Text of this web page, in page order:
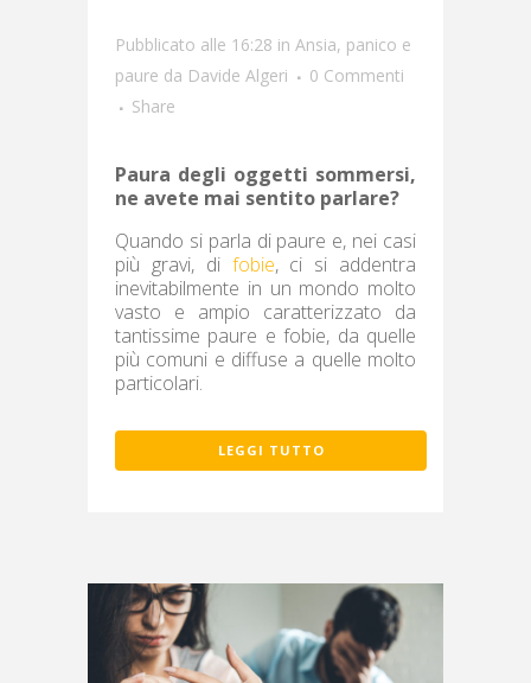
Pubblicato alle 16:28 in Ansia, panico e
paure da Davide Algeri
0 Commenti
Share
Paura degli oggetti sommersi,
ne avete mai sentito parlare?
Quando si parla di paure e, nei casi
più gravi, di fobie, ci si addentra
inevitabilmente in un mondo molto
vasto e ampio caratterizzato da
tantissime paure e fobie, da quelle
più comuni e diffuse a quelle molto
particolari.
LEGGI TUTTO